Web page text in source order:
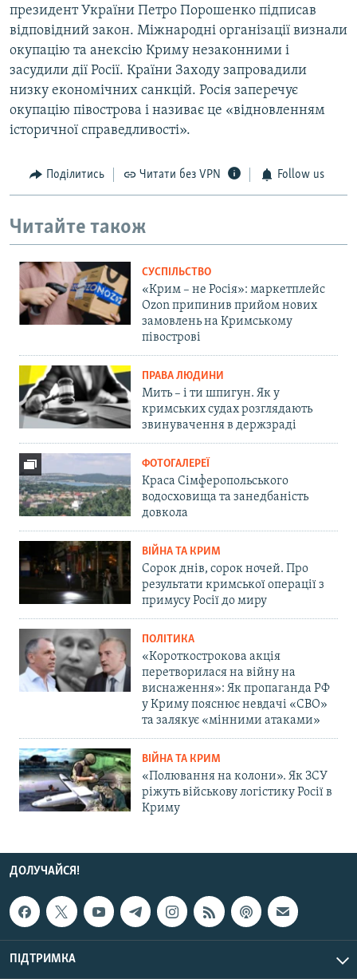
президент України Петро Порошенко підписав
відповідний закон. Міжнародні організації визнали
окупацію та анексію Криму незаконними і
засудили дії Росії. Країни Заходу запровадили
низку економічних санкцій. Росія заперечує
окупацію півострова і називає це «відновленням
історичної справедливості».
Поділитись Читати без VPN Follow us
Читайте також
СУСПІЛЬСТВО
«Крим – не Росія»: маркетплейс
Ozon припинив прийом нових
замовлень на Кримському
півострові
ПРАВА ЛЮДИНИ
Мить – і ти шпигун. Як у
кримських судах розглядають
звинувачення в держзраді
ФОТОГАЛЕРЕЇ
Краса Сімферопольського
водосховища та занедбаність
довкола
ВІЙНА ТА КРИМ
Сорок днів, сорок ночей. Про
результати кримської операції з
примусу Росії до миру
ПОЛІТИКА
«Короткострокова акція
перетворилася на війну на
виснаження»: Як пропаганда РФ
у Криму пояснює невдачі «СВО»
та залякує «мінними атаками»
ВІЙНА ТА КРИМ
«Полювання на колони». Як ЗСУ
ріжуть військову логістику Росії в
Криму
ДОЛУЧАЙСЯ!
ПІДТРИМКА